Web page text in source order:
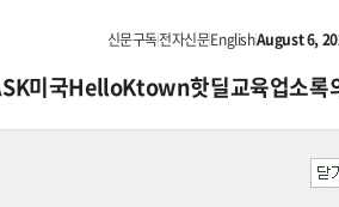
신문구독전자신문EnglishAugust 6,
미국HelloKtown핫딜교육업소록